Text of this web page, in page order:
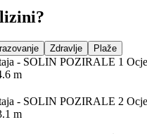
Zdravlje Plaže
- SOLIN POZIRALE 1
m
- SOLIN POZIRALE 2
m